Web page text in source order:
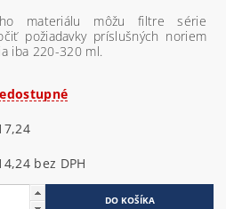
materiálu môžu filtre série
požiadavky príslušných noriem
iba 220-320 ml.
€14,24 bez DPH